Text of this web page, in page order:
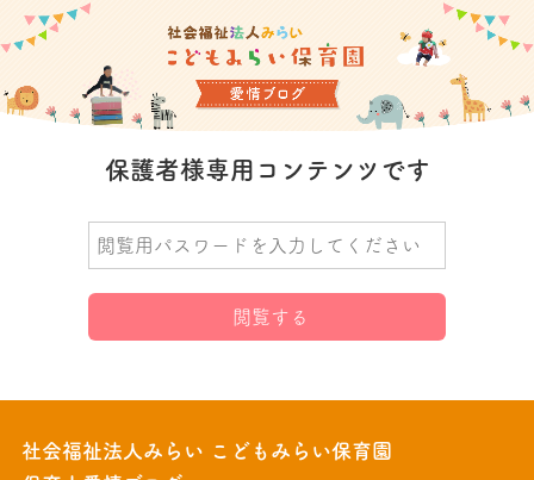
保護者様専用コンテンツです
社会福祉法人みらい こどもみらい保育園